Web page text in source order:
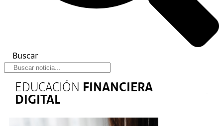
Buscar
EDUCACIÓN FINANCIERA
DIGITAL